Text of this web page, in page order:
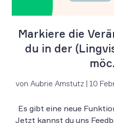
Markiere die
du in der
von Aubrie Amstutz | 10
Es gibt eine neue
Jetzt kannst du uns